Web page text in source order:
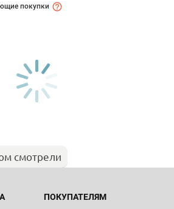
покупки
смотрели
ПОКУПАТЕЛЯМ